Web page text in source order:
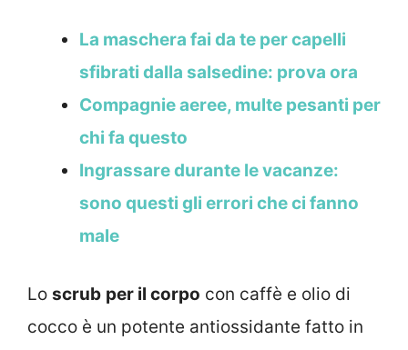
La maschera fai da te per capelli
sfibrati dalla salsedine: prova ora
Compagnie aeree, multe pesanti per
chi fa questo
Ingrassare durante le vacanze:
sono questi gli errori che ci fanno
male
Lo scrub per il corpo con caffè e olio di
cocco è un potente antiossidante fatto in